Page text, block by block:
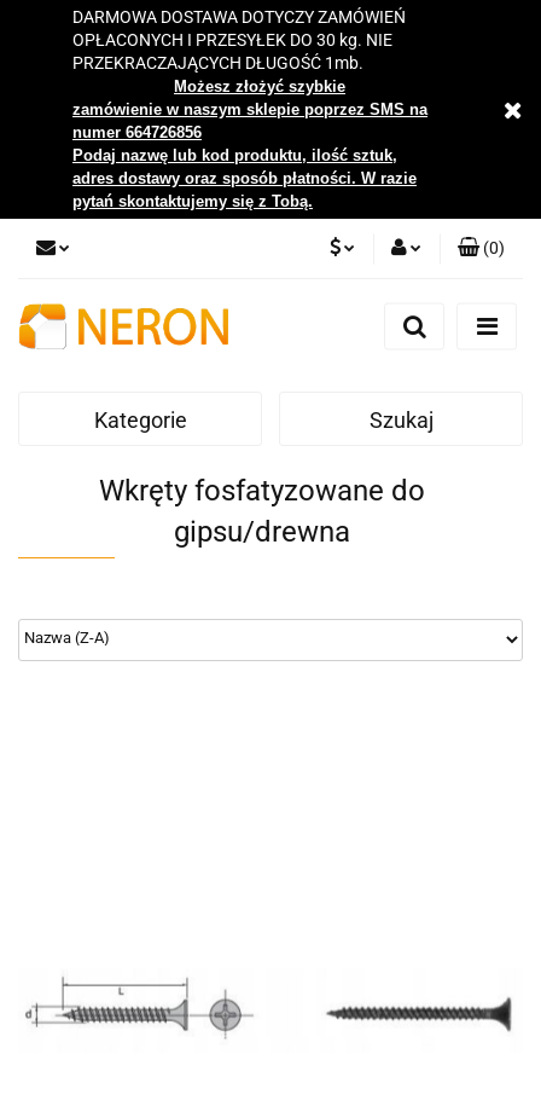
DARMOWA DOSTAWA DOTYCZY ZAMÓWIEŃ
OPŁACONYCH I PRZESYŁEK DO 30 kg. NIE
PRZEKRACZAJĄCYCH DŁUGOŚĆ 1mb.
Możesz złożyć szybkie
zamówienie w naszym sklepie poprzez SMS na
numer 664726856
Podaj nazwę lub kod produktu, ilość sztuk,
adres dostawy oraz sposób płatności. W razie
pytań skontaktujemy się z Tobą.
Zaloguj się
Zgody cookies
(0)
Kategorie Szukaj
Wkręty fosfatyzowane do
gipsu/drewna